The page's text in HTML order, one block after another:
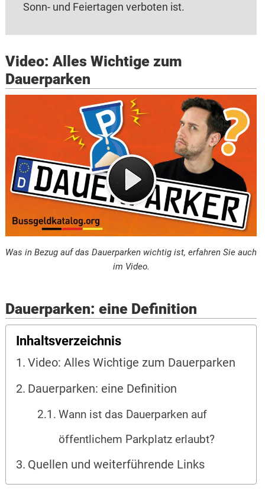
Sonn- und Feiertagen verboten ist.
Video: Alles Wichtige zum
Dauerparken
Was in Bezug auf das Dauerparken wichtig ist, erfahren Sie auch
im Video.
Dauerparken: eine Definition
Inhaltsverzeichnis
Video: Alles Wichtige zum Dauerparken
Dauerparken: eine Definition
Wann ist das Dauerparken auf
öffentlichem Parkplatz erlaubt?
Quellen und weiterführende Links